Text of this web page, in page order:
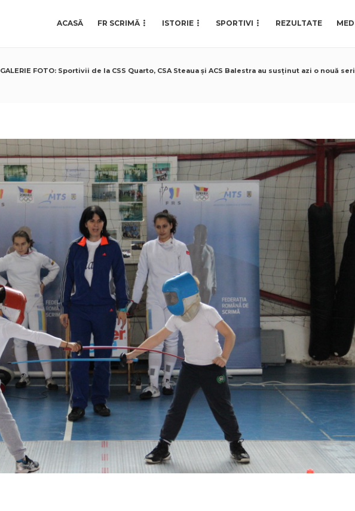
ACASĂ FR SCRIMĂ ISTORIE SPORTIVI REZULTATE
GALERIE FOTO: Sportivii de la CSS Quarto, CSA Steaua și ACS Balestra au susținut azi o nouă